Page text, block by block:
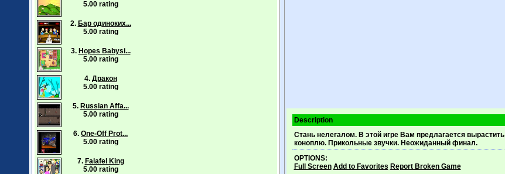
5.00 rating
2. Бар одиноких...
5.00 rating
3. Hopes Babysi...
5.00 rating
4. Дракон
5.00 rating
5. Russian Affa...
5.00 rating
6. One-Off Prot...
5.00 rating
7. Falafel King
5.00 rating
Description
Стань нелегалом. В этой игре Вам предлагается вырастить
коноплю. Прикольные звучки. Неожиданный финал.
OPTIONS:
Full Screen Add to Favorites Report Broken Game